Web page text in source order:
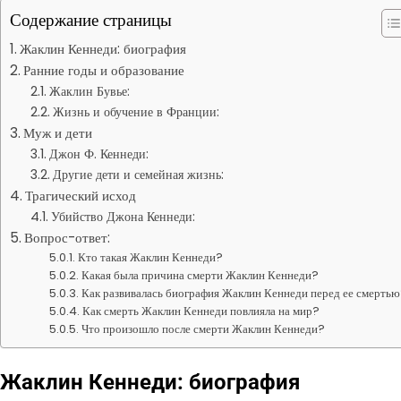
Содержание страницы
Жаклин Кеннеди: биография
Ранние годы и образование
Жаклин Бувье:
Жизнь и обучение в Франции:
Муж и дети
Джон Ф. Кеннеди:
Другие дети и семейная жизнь:
Трагический исход
Убийство Джона Кеннеди:
Вопрос-ответ:
Кто такая Жаклин Кеннеди?
Какая была причина смерти Жаклин Кеннеди?
Как развивалась биография Жаклин Кеннеди перед ее
Как смерть Жаклин Кеннеди повлияла на мир?
Что произошло после смерти Жаклин Кеннеди?
Жаклин Кеннеди: биография